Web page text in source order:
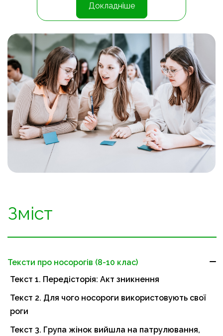
Докладніше
Зміст
Тексти про носорогів (8-10 клас)
Текст 1. Передісторія: Акт зникнення
Текст 2. Для чого носороги використовують свої
роги
Текст 3. Група жінок вийшла на патрулювання,